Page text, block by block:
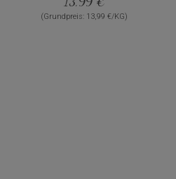
(Grundpreis: 13,99 €/KG)